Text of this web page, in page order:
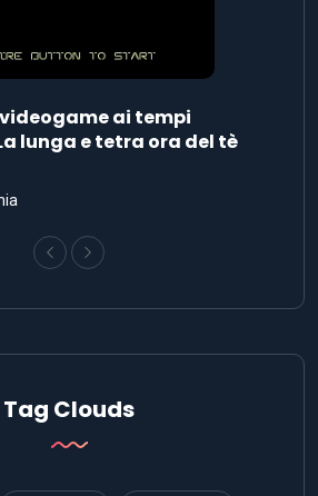
ai tempi
lunga e tetra ora del tè
Tag Clouds